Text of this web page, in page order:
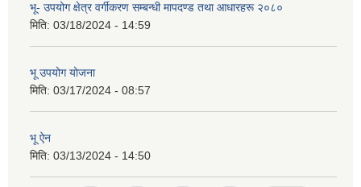
भू- उपयोग क्षेत्र वर्गीकरण सम्बन्धी मापदण्ड तथा आधारहरू २०८०
मिति: 03/18/2024 - 14:59
भू उपयोग योजना
मिति: 03/17/2024 - 08:57
भू ऐन
मिति: 03/13/2024 - 14:50